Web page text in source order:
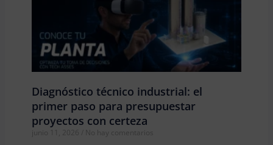
Diagnóstico técnico industrial: el
primer paso para presupuestar
proyectos con certeza
junio 11, 2026 No hay comentarios